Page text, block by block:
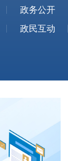
政务公开
政民互动